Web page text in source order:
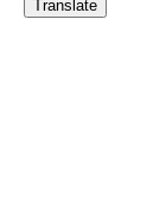
Translate